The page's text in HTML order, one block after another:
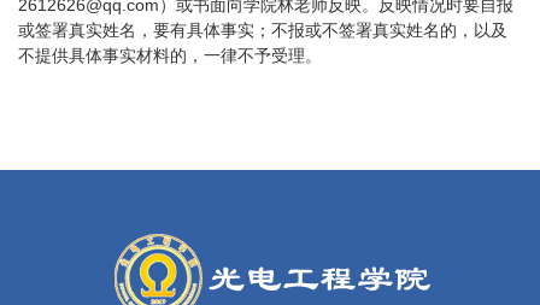
2612626@qq.com）或书面向学院林老师反映。反映情况时要自报
或签署真实姓名，要有具体事实；不报或不签署真实姓名的，以及
不提供具体事实材料的，一律不予受理。